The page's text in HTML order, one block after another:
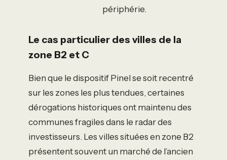
périphérie.
Le cas particulier des villes de la
zone B2 et C
Bien que le dispositif Pinel se soit recentré
sur les zones les plus tendues, certaines
dérogations historiques ont maintenu des
communes fragiles dans le radar des
investisseurs. Les villes situées en zone B2
présentent souvent un marché de l’ancien